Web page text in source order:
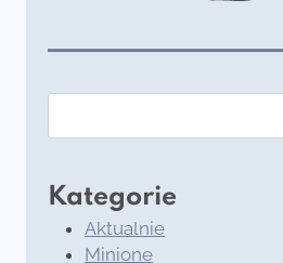
Kategorie
Aktualnie
Minione